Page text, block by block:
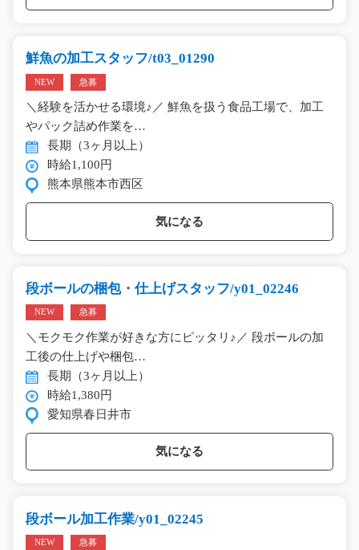
鮮魚の加工スタッフ/t03_01290
NEW 急募
＼経験を活かせる環境♪／ 鮮魚を扱う食品工場で、加工
やパック詰め作業を…
長期（3ヶ月以上）
時給1,100円
熊本県熊本市西区
気になる
段ボールの梱包・仕上げスタッフ/y01_02246
NEW 急募
＼モクモク作業が好きな方にピッタリ♪／ 段ボールの加
工後の仕上げや梱包…
長期（3ヶ月以上）
時給1,380円
愛知県春日井市
気になる
段ボール加工作業/y01_02245
NEW 急募